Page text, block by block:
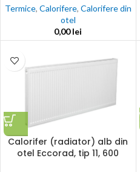
incluse
Termice, Calorifere, Calorifere din
otel
0,00lei
Calorifer (radiator) alb din
otel Eccorad, tip 11, 600